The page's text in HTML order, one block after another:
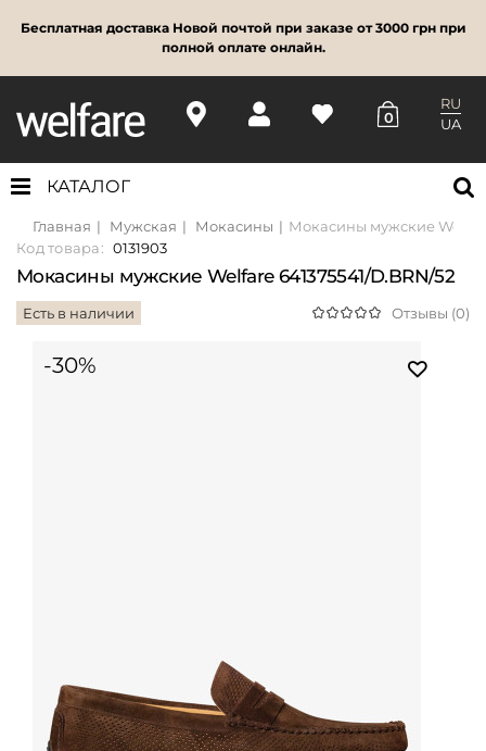
Бесплатная доставка Новой почтой при заказе от 3000 грн при
полной оплате онлайн.
0
RU
UA
КАТАЛОГ
Главная Мужская Мокасины
Мокасины мужские
Код товара: 0131903
Мокасины мужские Welfare 641375541/D.BRN/52
Есть в наличии Отзывы (0)
-30%